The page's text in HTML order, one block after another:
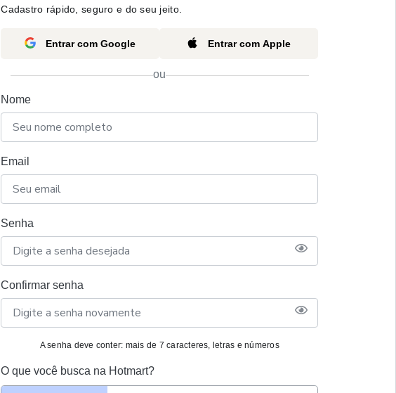
Cadastro rápido, seguro e do seu jeito.
Entrar com Google Entrar com Apple
ou
Nome
Email
Senha
Confirmar senha
A senha deve conter: mais de 7 caracteres, letras e números
O que você busca na Hotmart?